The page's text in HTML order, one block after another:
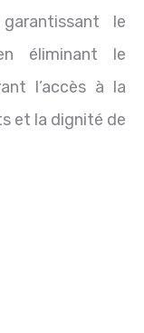
le
éliminant le
l’accès à la
et la dignité de